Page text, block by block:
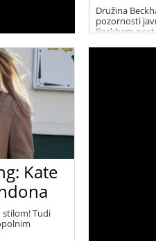
Družina
pozornosti
Beckham
in
Kate
stilom! Tudi